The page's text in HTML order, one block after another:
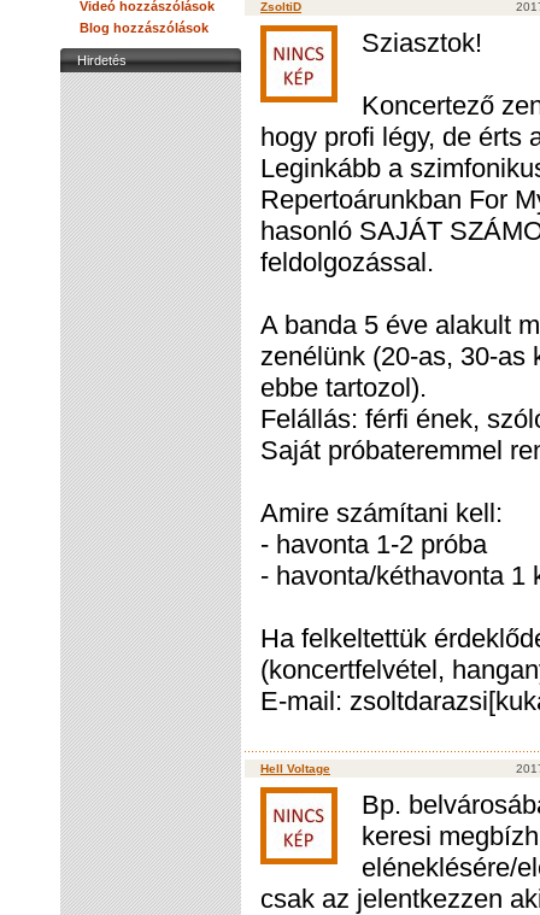
Videó hozzászólások
Blog hozzászólások
Hirdetés
ZsoltiD
Sziasztok!
Koncertező
hogy profi légy, de érts
Leginkább a
Repertoárunkban For
hasonló SAJÁT
feldolgozással.
A banda 5 éve alakult
zenélünk (20-as, 30-as
ebbe tartozol).
Felállás: férfi ének,
Saját próbateremmel
Amire számítani kell:
- havonta 1-2 próba
- havonta/kéthavonta 1
Ha felkeltettük
(koncertfelvétel,
E-mail:
Hell Voltage
Bp.
keresi
eléneklésére/
csak az jelentkezzen